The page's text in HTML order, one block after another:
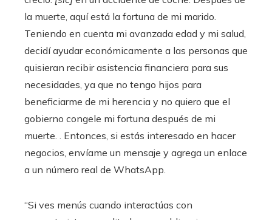
la muerte, aquí está la fortuna de mi marido.
Teniendo en cuenta mi avanzada edad y mi salud,
decidí ayudar económicamente a las personas que
quisieran recibir asistencia financiera para sus
necesidades, ya que no tengo hijos para
beneficiarme de mi herencia y no quiero que el
gobierno congele mi fortuna después de mi
muerte. . Entonces, si estás interesado en hacer
negocios, envíame un mensaje y agrega un enlace
a un número real de WhatsApp.
“Si ves menús cuando interactúas con